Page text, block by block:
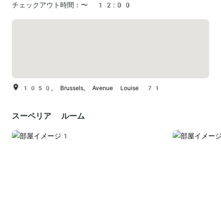
チェックアウト時間： 〜 12:00
1050, Brussels, Avenue Louise 71
スーペリア ルーム